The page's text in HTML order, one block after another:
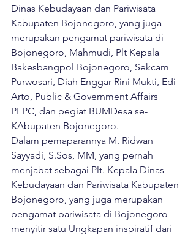
Dinas Kebudayaan dan Pariwisata
Kabupaten Bojonegoro, yang juga
merupakan pengamat pariwisata di
Bojonegoro, Mahmudi, Plt Kepala
Bakesbangpol Bojonegoro, Sekcam
Purwosari, Diah Enggar Rini Mukti, Edi
Arto, Public & Government Affairs
PEPC, dan pegiat BUMDesa se-
KAbupaten Bojonegoro.
Dalam pemaparannya M. Ridwan
Sayyadi, S.Sos, MM, yang pernah
menjabat sebagai Plt. Kepala Dinas
Kebudayaan dan Pariwisata Kabupaten
Bojonegoro, yang juga merupakan
pengamat pariwisata di Bojonegoro
menyitir satu Ungkapan inspiratif dari